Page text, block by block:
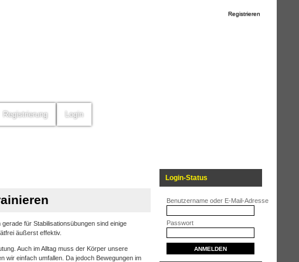
Registrieren
Registrierung Login
Login-Status
Benutzername oder E-Mail-Adresse
Passwort
für Stabilisationsübungen sind einige
äußerst effektiv.
Auch im Alltag muss der Körper unsere
wir einfach umfallen. Da jedoch Bewegungen im